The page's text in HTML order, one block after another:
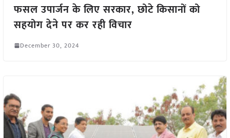
फसल उपार्जन के लिए सरकार, छोटे किसानों को
सहयोग देने पर कर रही विचार
December 30, 2024